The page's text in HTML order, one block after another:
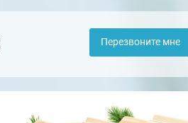
Перезвоните мне